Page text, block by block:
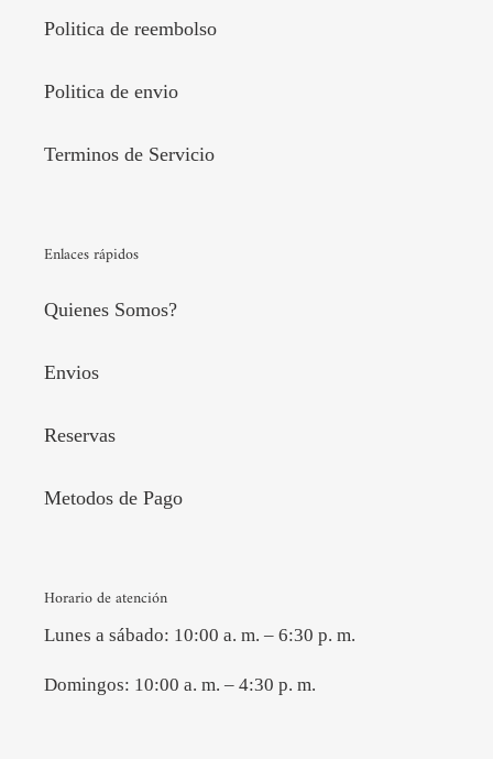
Politica de reembolso
Politica de envio
Terminos de Servicio
Enlaces rápidos
Quienes Somos?
Envios
Reservas
Metodos de Pago
Horario de atención
Lunes a sábado: 10:00 a. m. – 6:30 p. m.
Domingos: 10:00 a. m. – 4:30 p. m.